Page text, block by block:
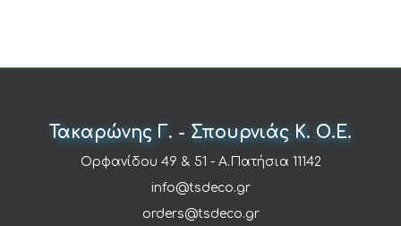
Τακαρώνης Γ. - Σπουρνιάς Κ. Ο.Ε.
Ορφανίδου 49 & 51 - Α.Πατήσια 11142
info@tsdeco.gr
orders@tsdeco.gr